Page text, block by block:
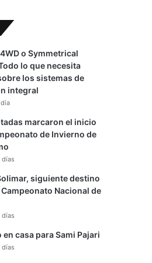
4WD o Symmetrical
lo que necesita
los sistemas de
integral
marcaron el inicio
de Invierno de
días
siguiente destino
Campeonato Nacional de
días
casa para Sami Pajari
días